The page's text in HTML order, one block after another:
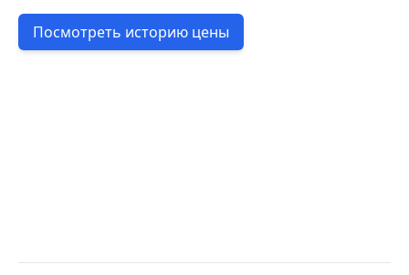
Посмотреть историю цены